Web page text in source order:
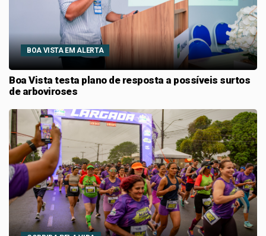
BOA VISTA EM ALERTA
Boa Vista testa plano de resposta a possíveis surtos
de arboviroses